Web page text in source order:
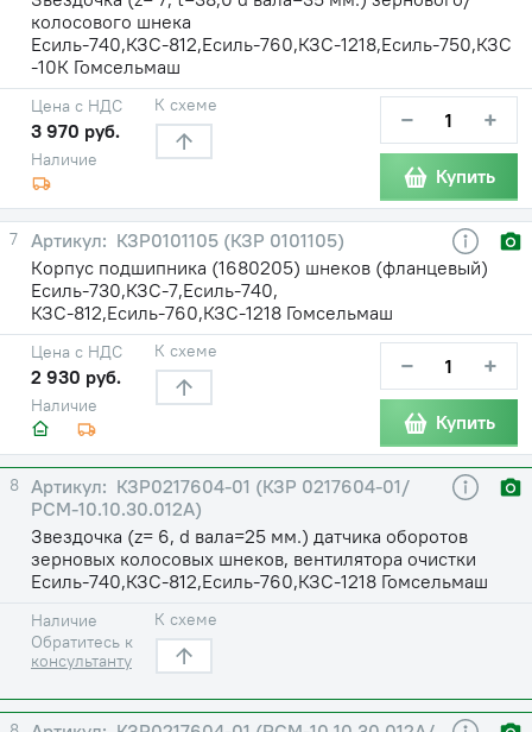
колосового шнека
Есиль-740,КЗС-812,Есиль-760,КЗС-1218,Есиль-750,КЗС
-10К Гомсельмаш
Наличие
Цена с НДС
3 970 руб.
К схеме − +
Купить
7
КЗР0101105 (КЗР 0101105)
Корпус подшипника (1680205) шнеков (фланцевый)
Есиль-730,КЗС-7,Есиль-740,
КЗС-812,Есиль-760,КЗС-1218 Гомсельмаш
Наличие
Цена с НДС
2 930 руб.
К схеме − +
Купить
8
КЗР0217604-01 (КЗР 0217604-01/
РСМ-10.10.30.012А)
Звездочка (z= 6, d вала=25 мм.) датчика оборотов
зерновых колосовых шнеков, вентилятора очистки
Есиль-740,КЗС-812,Есиль-760,КЗС-1218 Гомсельмаш
Наличие
Обратитесь к
консультанту
К схеме